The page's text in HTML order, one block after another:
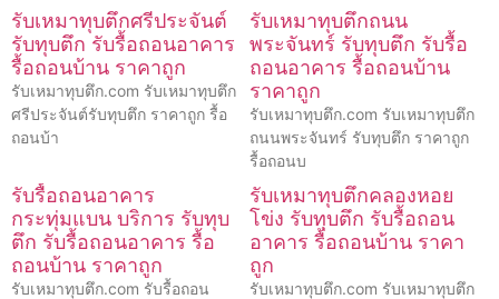
รับเหมาทุบตึกศรีประจันต์
รับทุบตึก รับรื้อถอนอาคาร
รื้อถอนบ้าน ราคาถูก
รับเหมาทุบตึก.com รับเหมาทุบตึก
ศรีประจันต์รับทุบตึก ราคาถูก รื้อ
ถอนบ้า
รับเหมาทุบตึกถนน
พระจันทร์ รับทุบตึก รับรื้อ
ถอนอาคาร รื้อถอนบ้าน
ราคาถูก
รับเหมาทุบตึก.com รับเหมาทุบตึก
ถนนพระจันทร์ รับทุบตึก ราคาถูก
รื้อถอนบ
รับรื้อถอนอาคาร
กระทุ่มแบน บริการ รับทุบ
ตึก รับรื้อถอนอาคาร รื้อ
ถอนบ้าน ราคาถูก
รับเหมาทุบตึก.com รับรื้อถอน
รับเหมาทุบตึกคลองหอย
โข่ง รับทุบตึก รับรื้อถอน
อาคาร รื้อถอนบ้าน ราคา
ถูก
รับเหมาทุบตึก.com รับเหมาทุบตึก